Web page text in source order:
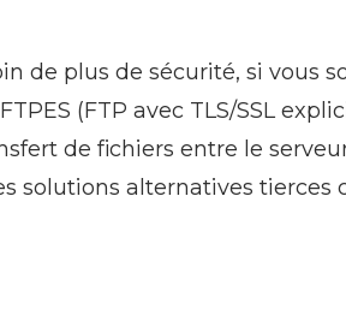
de plus de sécurité, si vous
(FTP avec TLS/SSL
de fichiers entre le
solutions alternatives tierces